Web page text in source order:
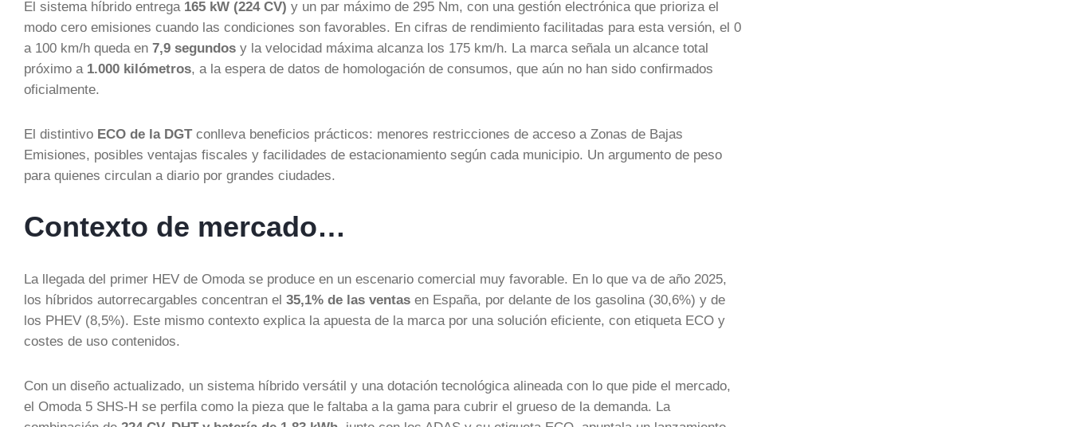
El sistema híbrido entrega 165 kW (224 CV) y un par máximo de 295 Nm, con una gestión electrónica que prioriza el
modo cero emisiones cuando las condiciones son favorables. En cifras de rendimiento facilitadas para esta versión, el 0
a 100 km/h queda en 7,9 segundos y la velocidad máxima alcanza los 175 km/h. La marca señala un alcance total
próximo a 1.000 kilómetros, a la espera de datos de homologación de consumos, que aún no han sido confirmados
oficialmente.
El distintivo ECO de la DGTconlleva beneficios prácticos: menores restricciones de acceso a Zonas de Bajas
Emisiones, posibles ventajas fiscales y facilidades de estacionamiento según cada municipio. Un argumento de peso
para quienes circulan a diario por grandes ciudades.
Contexto de mercado…
La llegada del primer HEV de Omoda se produce en un escenario comercial muy favorable. En lo que va de año 2025,
los híbridos autorrecargables concentran el 35,1% de las ventas en España, por delante de los gasolina (30,6%) y de
los PHEV (8,5%). Este mismo contexto explica la apuesta de la marca por una solución eficiente, con etiqueta ECO y
costes de uso contenidos.
Con un diseño actualizado, un sistema híbrido versátil y una dotación tecnológica alineada con lo que pide el mercado,
el Omoda 5 SHS-H se perfila como la pieza que le faltaba a la gama para cubrir el grueso de la demanda. La